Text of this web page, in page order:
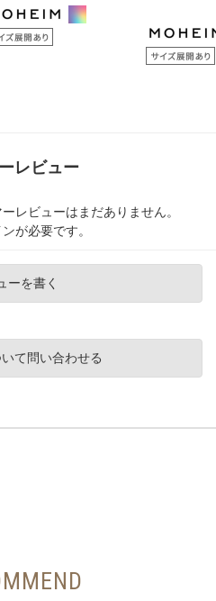
レビュー
レビューはまだありません。
ンが必要です。
ーを書く
て問い合わせる